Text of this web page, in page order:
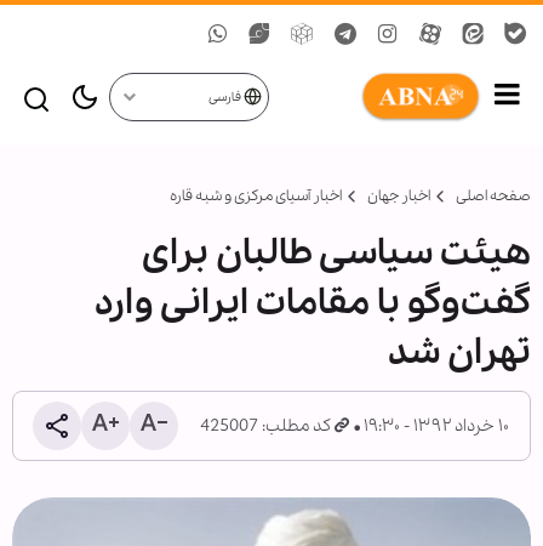
فارسی
صفحه اصلی اخبار جهان اخبار آسیای مرکزی و شبه قاره
هیئت سیاسی طالبان برای
گفت‌وگو با مقامات ایرانی وارد
تهران شد
۱۰ خرداد ۱۳۹۲ - ۱۹:۳۰ کد مطلب: 425007